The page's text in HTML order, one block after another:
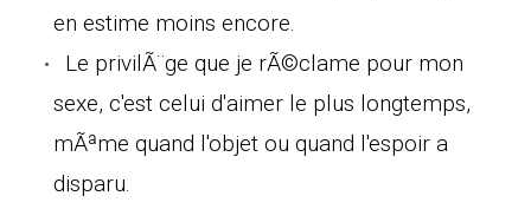
en estime moins encore.
Le privilÃ¨ge que je rÃ©clame pour mon
sexe, c'est celui d'aimer le plus longtemps,
mÃªme quand l'objet ou quand l'espoir a
disparu.